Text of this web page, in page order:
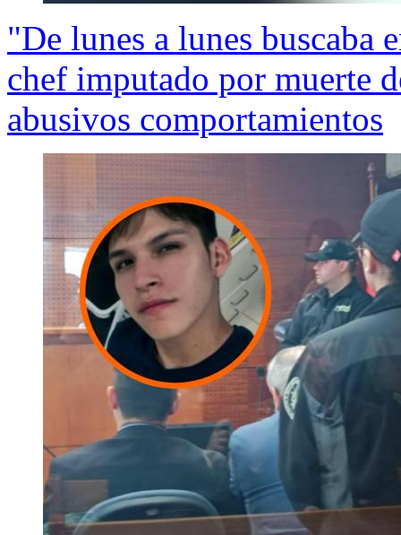
"De lunes a lunes buscaba
chef imputado por muerte
abusivos comportamientos